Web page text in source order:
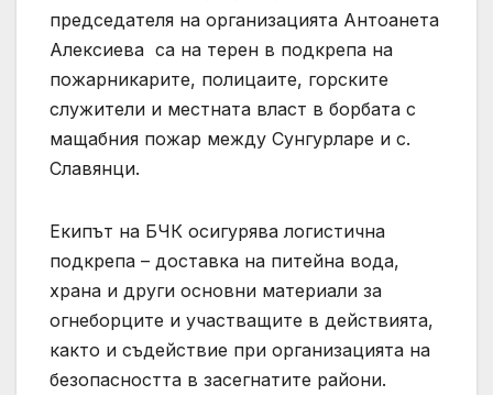
председателя на организацията Антоанета
Алексиева са на терен в подкрепа на
пожарникарите, полицаите, горските
служители и местната власт в борбата с
мащабния пожар между Сунгурларе и с.
Славянци.
Екипът на БЧК осигурява логистична
подкрепа – доставка на питейна вода,
храна и други основни материали за
огнеборците и участващите в действията,
както и съдействие при организацията на
безопасността в засегнатите райони.